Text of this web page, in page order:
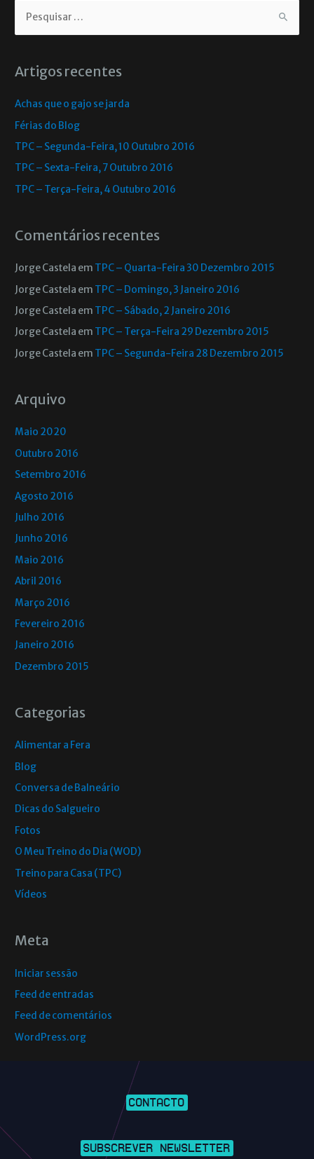
Artigos recentes
Achas que o gajo se jarda
Férias do Blog
TPC – Segunda-Feira, 10 Outubro 2016
TPC – Sexta-Feira, 7 Outubro 2016
TPC – Terça-Feira, 4 Outubro 2016
Comentários recentes
Jorge Castela em TPC – Quarta-Feira 30 Dezembro 2015
Jorge Castela em TPC – Domingo, 3 Janeiro 2016
Jorge Castela em TPC – Sábado, 2 Janeiro 2016
Jorge Castela em TPC – Terça-Feira 29 Dezembro 2015
Jorge Castela em TPC – Segunda-Feira 28 Dezembro 2015
Arquivo
Maio 2020
Outubro 2016
Setembro 2016
Agosto 2016
Julho 2016
Junho 2016
Maio 2016
Abril 2016
Março 2016
Fevereiro 2016
Janeiro 2016
Dezembro 2015
Categorias
Alimentar a Fera
Blog
Conversa de Balneário
Dicas do Salgueiro
Fotos
O Meu Treino do Dia (WOD)
Treino para Casa (TPC)
Vídeos
Meta
Iniciar sessão
Feed de entradas
Feed de comentários
WordPress.org
CONTACTO
SUBSCREVER NEWSLETTER